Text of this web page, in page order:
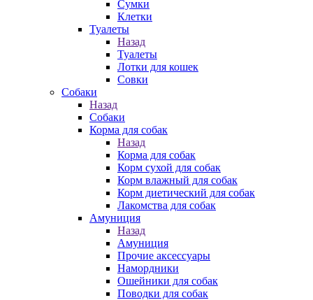
Сумки
Клетки
Туалеты
Назад
Туалеты
Лотки для кошек
Совки
Собаки
Назад
Собаки
Корма для собак
Назад
Корма для собак
Корм сухой для собак
Корм влажный для собак
Корм диетический для собак
Лакомства для собак
Амуниция
Назад
Амуниция
Прочие аксессуары
Намордники
Ошейники для собак
Поводки для собак